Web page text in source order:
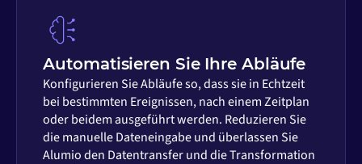
Automatisieren Sie Ihre Abläufe
Konfigurieren Sie Abläufe so, dass sie in Echtzeit
bei bestimmten Ereignissen, nach einem Zeitplan
oder beidem ausgeführt werden. Reduzieren Sie
die manuelle Dateneingabe und überlassen Sie
Alumio den Datentransfer und die Transformation